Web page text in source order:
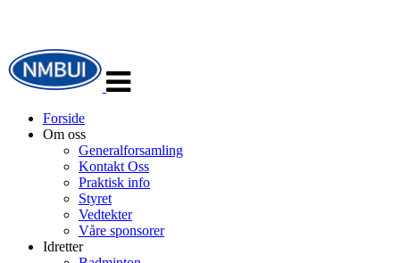
navigasjon
Forside
Om oss
Generalforsamling
Kontakt Oss
Praktisk info
Styret
Vedtekter
Våre sponsorer
Idretter